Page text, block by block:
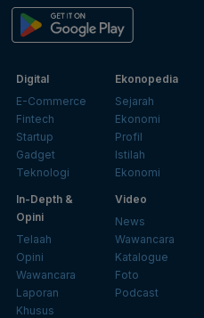
Digital
E-Commerce
Fintech
Startup
Gadget
Teknologi
Ekonopedia
Sejarah
Ekonomi
Profil
Istilah
Ekonomi
In-Depth &
Opini
Telaah
Opini
Wawancara
Laporan
Khusus
Video
News
Wawancara
Katalogue
Foto
Podcast